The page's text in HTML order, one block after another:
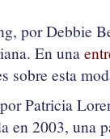
por Debbie
En una
sobre esta
Patricia
en 2003, una